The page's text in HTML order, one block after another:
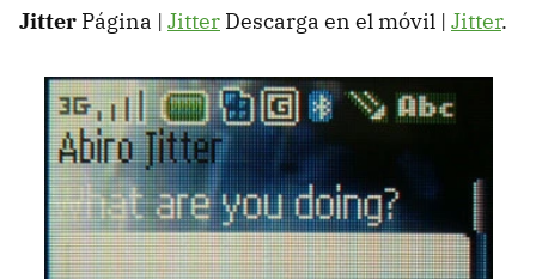
Jitter Página | Jitter Descarga en el móvil | Jitter.